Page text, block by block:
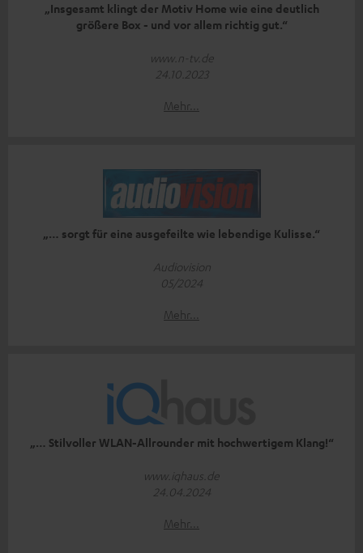
„Insgesamt klingt der Motiv Home wie eine deutlich
größere Box - und vor allem richtig gut.“
www.n-tv.de
24.10.2023
Mehr...
„… sorgt für eine ausgefeilte wie lebendige Kulisse.“
Audiovision
05/2024
Mehr...
„… Stilvoller WLAN-Allrounder mit hochwertigem Klang!“
www.iqhaus.de
24.04.2024
Mehr...